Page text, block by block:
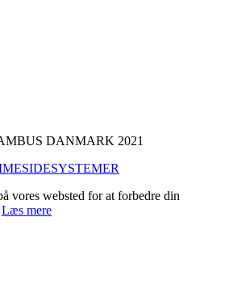
DANMARK 2021
vores websted for at forbedre din
Læs mere